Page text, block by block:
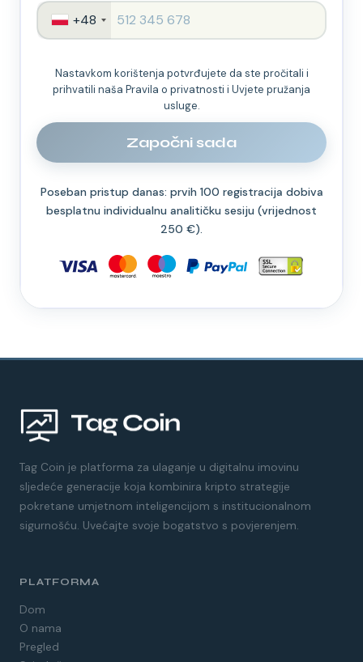
+48
Nastavkom korištenja potvrđujete da ste pročitali i
prihvatili naša Pravila o privatnosti i Uvjete pružanja
usluge.
Započni sada
Poseban pristup danas: prvih 100 registracija dobiva
besplatnu individualnu analitičku sesiju (vrijednost
250 €).
Tag Coin je platforma za ulaganje u digitalnu imovinu
sljedeće generacije koja kombinira kripto strategije
pokretane umjetnom inteligencijom s institucionalnom
sigurnošću. Uvećajte svoje bogatstvo s povjerenjem.
PLATFORMA
Dom
O nama
Pregled